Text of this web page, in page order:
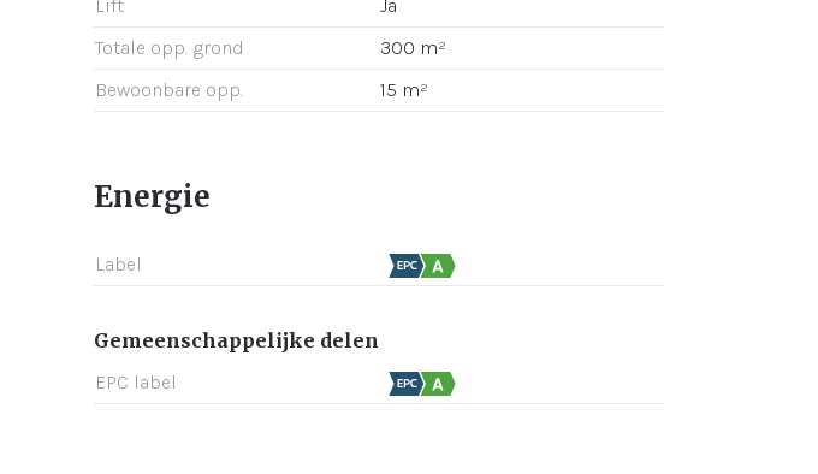
Lift
Ja
Totale opp. grond
300 m²
Bewoonbare opp.
15 m²
Energie
Label
Gemeenschappelijke delen
EPC label